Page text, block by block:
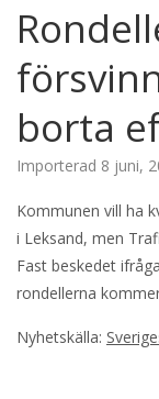
borta
Importerad 8 juni,
Kommunen vill ha
i Leksand, men
Fast beskedet
rondellerna
Nyhetskälla: